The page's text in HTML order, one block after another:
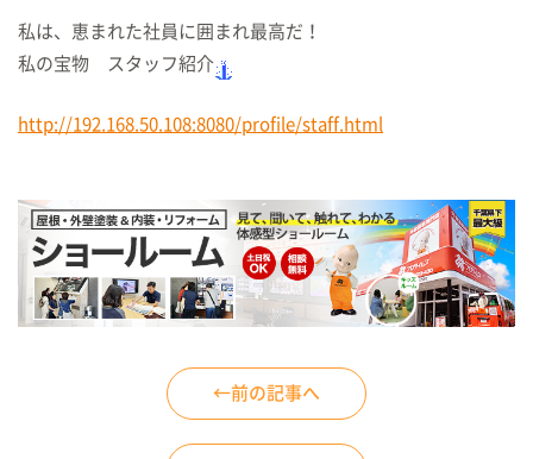
私は、恵まれた社員に囲まれ最高だ！
私の宝物 スタッフ紹介
http://192.168.50.108:8080/profile/staff.html
←前の記事へ